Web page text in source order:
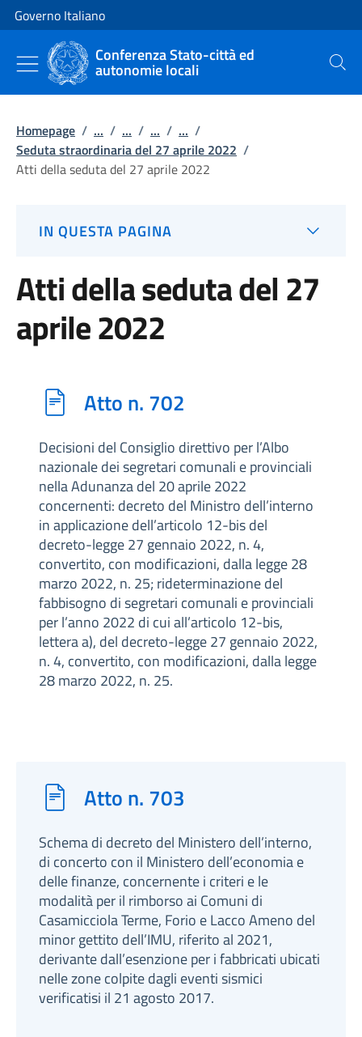
Vai al contenuto
Vai alla navigazione del sito
Governo Italiano
Conferenza Stato-città ed
autonomie locali Cerca
Homepage / ... / ... / ... / ... /
Seduta straordinaria del 27 aprile 2022 /
Atti della seduta del 27 aprile 2022
IN QUESTA PAGINA
Atti della seduta del 27
aprile 2022
Atto n. 702
Decisioni del Consiglio direttivo per l’Albo
nazionale dei segretari comunali e provinciali
nella Adunanza del 20 aprile 2022
concernenti: decreto del Ministro dell’interno
in applicazione dell’articolo 12-bis del
decreto-legge 27 gennaio 2022, n. 4,
convertito, con modificazioni, dalla legge 28
marzo 2022, n. 25; rideterminazione del
fabbisogno di segretari comunali e provinciali
per l’anno 2022 di cui all’articolo 12-bis,
lettera a), del decreto-legge 27 gennaio 2022,
n. 4, convertito, con modificazioni, dalla legge
28 marzo 2022, n. 25.
Atto n. 703
Schema di decreto del Ministero dell’interno,
di concerto con il Ministero dell’economia e
delle finanze, concernente i criteri e le
modalità per il rimborso ai Comuni di
Casamicciola Terme, Forio e Lacco Ameno del
minor gettito dell’IMU, riferito al 2021,
derivante dall’esenzione per i fabbricati ubicati
nelle zone colpite dagli eventi sismici
verificatisi il 21 agosto 2017.